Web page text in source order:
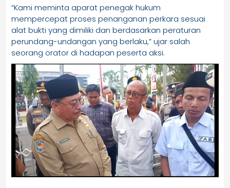
“Kami meminta aparat penegak hukum
mempercepat proses penanganan perkara sesuai
alat bukti yang dimiliki dan berdasarkan peraturan
perundang-undangan yang berlaku,” ujar salah
seorang orator di hadapan peserta aksi.